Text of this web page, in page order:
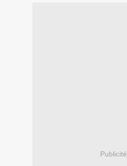
Publicité